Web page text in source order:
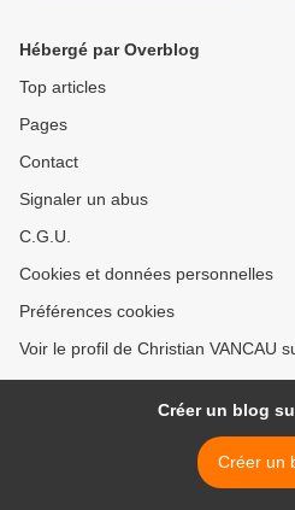
Hébergé par Overblog
Top articles
Pages
Contact
Signaler un abus
C.G.U.
Cookies et données personnelles
Préférences cookies
Voir le profil de Christian VANCAU
Créer un blog
Créer un